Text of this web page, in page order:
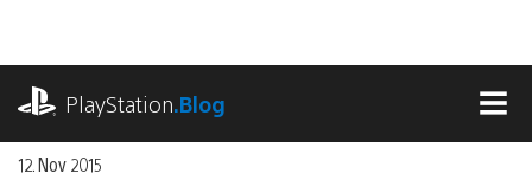
springen
PlayStation.Blog
12. Nov 2015